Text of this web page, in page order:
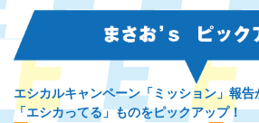
エシカルキャンペーン「ミッション」報告
「エシカってる」ものをピックアップ！